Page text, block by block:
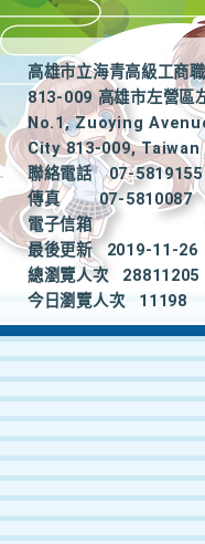
高雄市立海青高級工商
813-009 高雄市左營區
No.1, Zuoying
City 813-009, Taiwan
聯絡電話
07-5819155
傳真
07-5810087
電子信箱
最後更新
2019-11-26
總瀏覽人次
28811205
今日瀏覽人次
11198